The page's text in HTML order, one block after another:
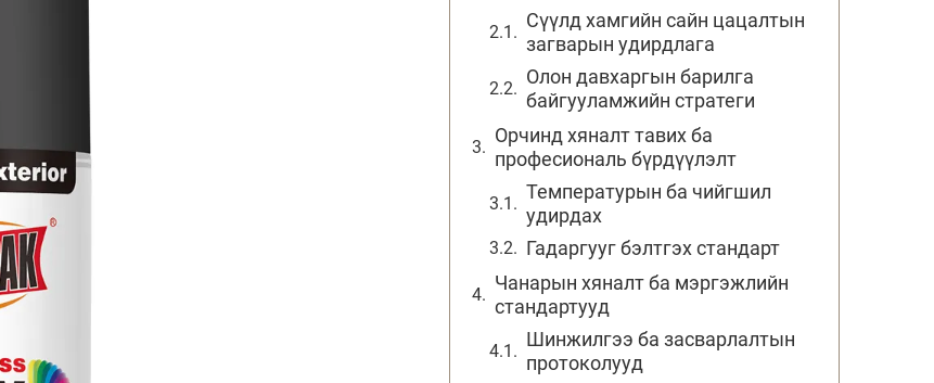
Сүүлд хамгийн сайн цацалтын
загварын удирдлага
Олон давхаргын барилга
байгууламжийн стратеги
Орчинд хяналт тавих ба
професиональ бүрдүүлэлт
Температурын ба чийгшил
удирдах
Гадаргууг бэлтгэх стандарт
Чанарын хяналт ба мэргэжлийн
стандартууд
Шинжилгээ ба засварлалтын
протоколууд